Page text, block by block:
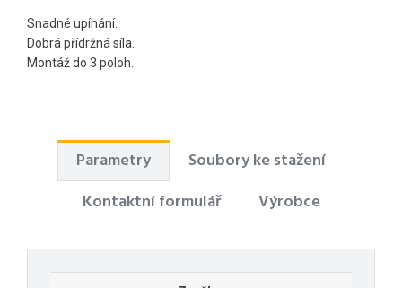
Snadné upínání.
Dobrá přídržná síla.
Montáž do 3 poloh.
Parametry
Soubory ke stažení
Kontaktní formulář
Výrobce